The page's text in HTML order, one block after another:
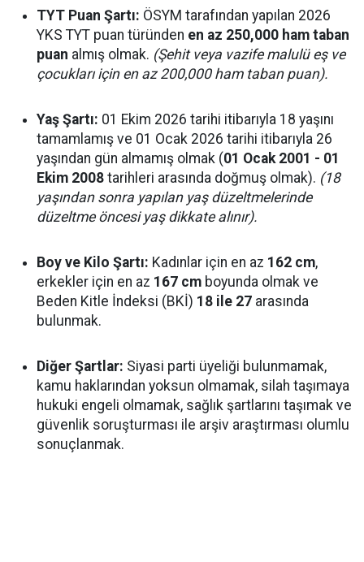
TYT Puan Şartı: ÖSYM tarafından yapılan 2026
YKS TYT puan türünden en az 250,000 ham taban
puan almış olmak. (Şehit veya vazife malulü eş ve
çocukları için en az 200,000 ham taban puan).
Yaş Şartı: 01 Ekim 2026 tarihi itibarıyla 18 yaşını
tamamlamış ve 01 Ocak 2026 tarihi itibarıyla 26
yaşından gün almamış olmak (01 Ocak 2001 - 01
Ekim 2008 tarihleri arasında doğmuş olmak). (18
yaşından sonra yapılan yaş düzeltmelerinde
düzeltme öncesi yaş dikkate alınır).
Boy ve Kilo Şartı: Kadınlar için en az 162 cm,
erkekler için en az 167 cm boyunda olmak ve
Beden Kitle İndeksi (BKİ) 18 ile 27 arasında
bulunmak.
Diğer Şartlar: Siyasi parti üyeliği bulunmamak,
kamu haklarından yoksun olmamak, silah taşımaya
hukuki engeli olmamak, sağlık şartlarını taşımak ve
güvenlik soruşturması ile arşiv araştırması olumlu
sonuçlanmak.